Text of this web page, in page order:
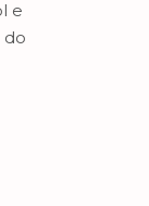
e
do